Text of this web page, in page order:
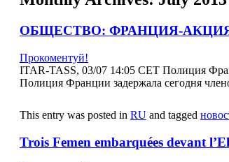
ОБЩЕСТВО: ФРАНЦИЯ-
Прокоментуй!
ITAR-TASS, 03/07 14:05 CET Полиция
Полиция Франции задержала сегодня
This entry was posted in RU and tagged
Trois Femen embarquées devant